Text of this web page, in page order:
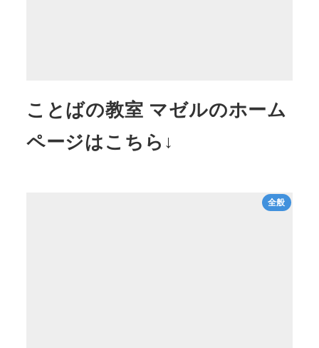
ことばの教室 マゼルのホーム
ページはこちら↓
全般